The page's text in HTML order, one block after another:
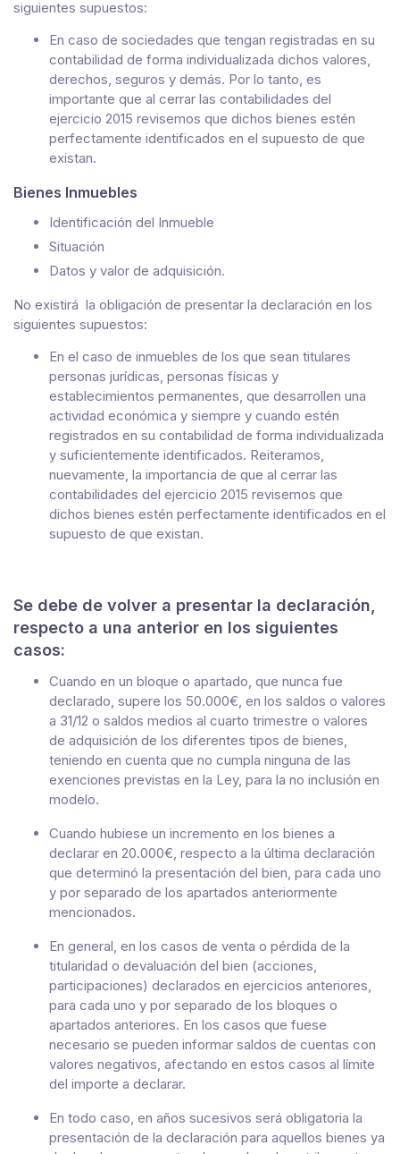
siguientes supuestos:
En caso de sociedades que tengan registradas en su
contabilidad de forma individualizada dichos valores,
derechos, seguros y demás. Por lo tanto, es
importante que al cerrar las contabilidades del
ejercicio 2015 revisemos que dichos bienes estén
perfectamente identificados en el supuesto de que
existan.
Bienes Inmuebles
Identificación del Inmueble
Situación
Datos y valor de adquisición.
No existirá la obligación de presentar la declaración en los
siguientes supuestos:
En el caso de inmuebles de los que sean titulares
personas jurídicas, personas físicas y
establecimientos permanentes, que desarrollen una
actividad económica y siempre y cuando estén
registrados en su contabilidad de forma individualizada
y suficientemente identificados. Reiteramos,
nuevamente, la importancia de que al cerrar las
contabilidades del ejercicio 2015 revisemos que
dichos bienes estén perfectamente identificados en el
supuesto de que existan.
Se debe de volver a presentar la declaración,
respecto a una anterior en los siguientes
casos:
Cuando en un bloque o apartado, que nunca fue
declarado, supere los 50.000€, en los saldos o valores
a 31/12 o saldos medios al cuarto trimestre o valores
de adquisición de los diferentes tipos de bienes,
teniendo en cuenta que no cumpla ninguna de las
exenciones previstas en la Ley, para la no inclusión en
modelo.
Cuando hubiese un incremento en los bienes a
declarar en 20.000€, respecto a la última declaración
que determinó la presentación del bien, para cada uno
y por separado de los apartados anteriormente
mencionados.
En general, en los casos de venta o pérdida de la
titularidad o devaluación del bien (acciones,
participaciones) declarados en ejercicios anteriores,
para cada uno y por separado de los bloques o
apartados anteriores. En los casos que fuese
necesario se pueden informar saldos de cuentas con
valores negativos, afectando en estos casos al límite
del importe a declarar.
En todo caso, en años sucesivos será obligatoria la
presentación de la declaración para aquellos bienes ya